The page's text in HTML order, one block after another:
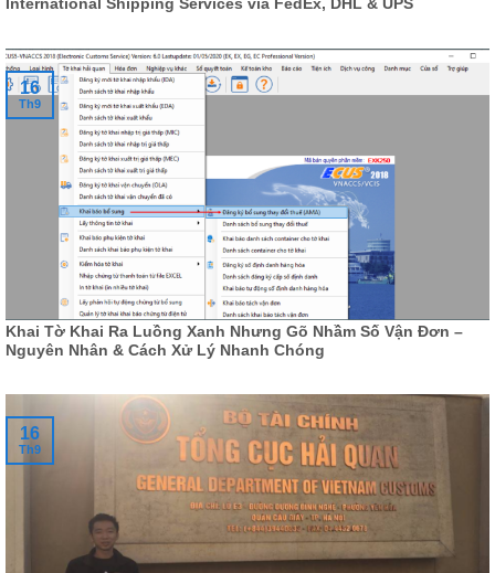
International Shipping Services via FedEx, DHL & UPS
Khai Tờ Khai Ra Luồng Xanh Nhưng Gõ Nhầm Số Vận Đơn –
Nguyên Nhân & Cách Xử Lý Nhanh Chóng
16
Th9
16
Th9